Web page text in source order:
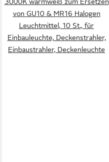
von GU10 & MR16 Halogen
Leuchtmittel, 10 St., für
Einbauleuchte, Deckenstrahler,
Einbaustrahler, Deckenleuchte